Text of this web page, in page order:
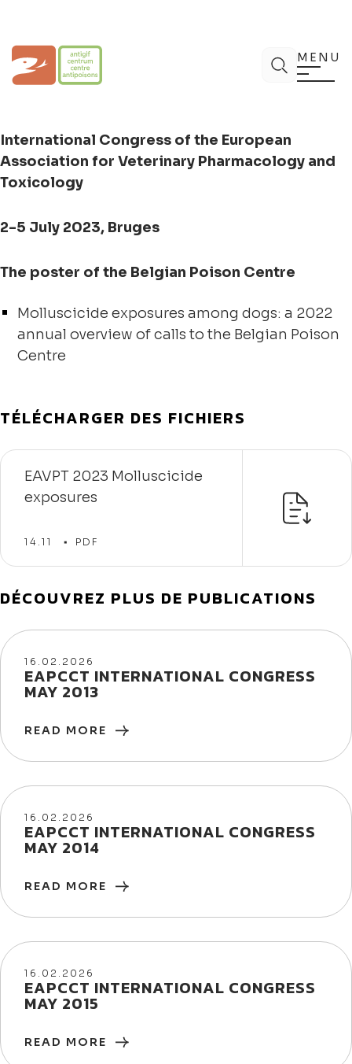
Centre Antipoisons Chercher
MENU
International Congress of the European
Association for Veterinary Pharmacology and
Toxicology
2-5 July 2023, Bruges
The poster of the Belgian Poison Centre
Molluscicide exposures among dogs: a 2022
annual overview of calls to the Belgian Poison
Centre
TÉLÉCHARGER DES FICHIERS
EAVPT 2023 Molluscicide
exposures
14.11 PDF
DÉCOUVREZ PLUS DE PUBLICATIONS
16/02/2026
16.02.2026
EAPCCT INTERNATIONAL CONGRESS
MAY 2013
READ MORE
16/02/2026
16.02.2026
EAPCCT INTERNATIONAL CONGRESS
MAY 2014
READ MORE
16/02/2026
16.02.2026
EAPCCT INTERNATIONAL CONGRESS
MAY 2015
READ MORE